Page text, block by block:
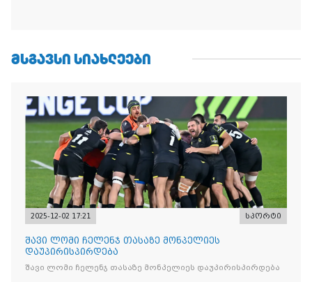
ᲛᲡᲒᲐᲕᲡᲘ ᲡᲘᲐᲮᲚᲔᲔᲑᲘ
2025-12-02 17:21 სპორტი
შავი ლომი ჩელენჯ თასაზე მონპელიეს
დაუპირისპირდება
შავი ლომი ჩელენჯ თასაზე მონპელიეს დაუპირისპირდება